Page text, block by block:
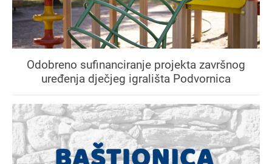
Odobreno sufinanciranje projekta završnog
uređenja dječjeg igrališta Podvornica